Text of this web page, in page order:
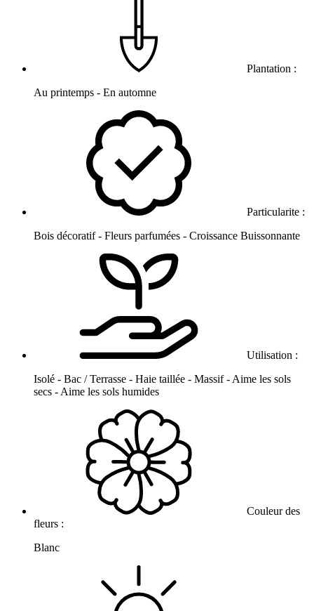
Plantation :
Au printemps - En automne
Particularite :
Bois décoratif - Fleurs parfumées - Croissance Buissonnante
Utilisation :
Isolé - Bac / Terrasse - Haie taillée - Massif - Aime les sols
secs - Aime les sols humides
Couleur des
fleurs :
Blanc